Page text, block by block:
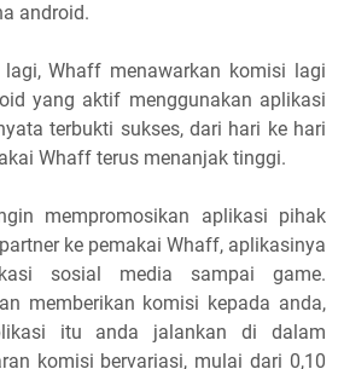
android.
Whaff menawarkan komisi lagi
yang aktif menggunakan aplikasi
terbukti sukses, dari hari ke hari
Whaff terus menanjak tinggi.
mempromosikan aplikasi pihak
ke pemakai Whaff, aplikasinya
sosial media sampai game.
memberikan komisi kepada anda,
itu anda jalankan di dalam
komisi bervariasi, mulai dari 0,10